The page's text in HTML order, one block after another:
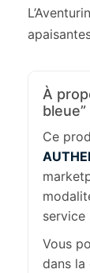
À
Ce
service
Vous
dans la